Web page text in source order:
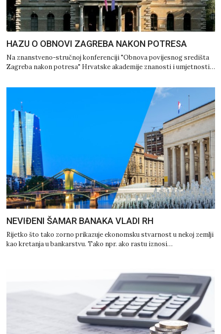
HAZU O OBNOVI ZAGREBA NAKON POTRESA
Na znanstveno-stručnoj konferenciji "Obnova povijesnog središta
Zagreba nakon potresa" Hrvatske akademije znanosti i umjetnosti…
NEVIĐENI ŠAMAR BANAKA VLADI RH
Rijetko što tako zorno prikazuje ekonomsku stvarnost u nekoj zemlji
kao kretanja u bankarstvu. Tako npr. ako rastu iznosi…